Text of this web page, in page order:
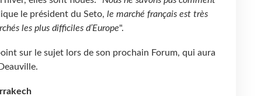
le président du Seto, le marché français est très
les plus difficiles d’Europe".
sur le sujet lors de son prochain Forum, qui aura